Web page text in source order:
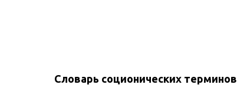
Словарь соционических терминов